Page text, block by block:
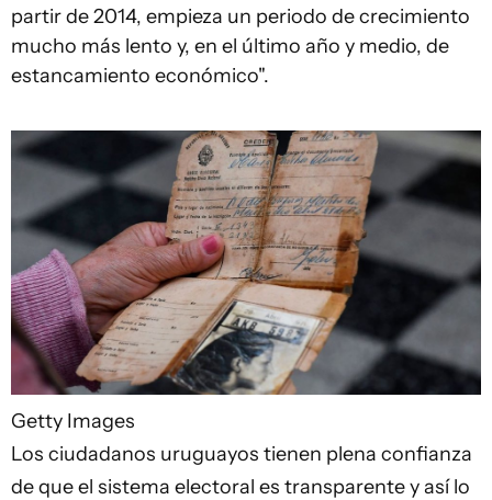
partir de 2014, empieza un periodo de crecimiento
mucho más lento y, en el último año y medio, de
estancamiento económico".
Getty Images
Los ciudadanos uruguayos tienen plena confianza
de que el sistema electoral es transparente y así lo